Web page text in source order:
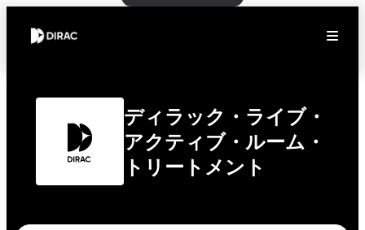
ディラック・ライブ・
アクティブ・ルーム・
トリートメント